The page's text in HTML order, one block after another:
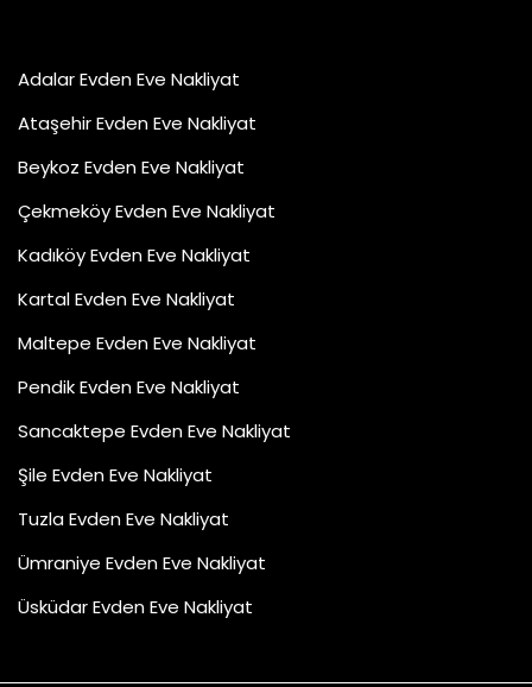
Adalar Evden Eve Nakliyat
Ataşehir Evden Eve Nakliyat
Beykoz Evden Eve Nakliyat
Çekmeköy Evden Eve Nakliyat
Kadıköy Evden Eve Nakliyat
Kartal Evden Eve Nakliyat
Maltepe Evden Eve Nakliyat
Pendik Evden Eve Nakliyat
Sancaktepe Evden Eve Nakliyat
Şile Evden Eve Nakliyat
Tuzla Evden Eve Nakliyat
Ümraniye Evden Eve Nakliyat
Üsküdar Evden Eve Nakliyat